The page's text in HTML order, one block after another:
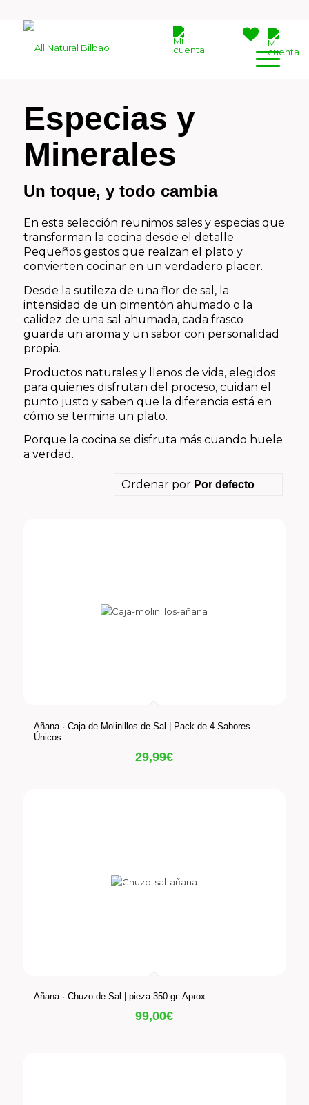
Especias y
Minerales
Un toque, y todo cambia
En esta selección reunimos sales y especias que
transforman la cocina desde el detalle.
Pequeños gestos que realzan el plato y
convierten cocinar en un verdadero placer.
Desde la sutileza de una flor de sal, la
intensidad de un pimentón ahumado o la
calidez de una sal ahumada, cada frasco
guarda un aroma y un sabor con personalidad
propia.
Productos naturales y llenos de vida, elegidos
para quienes disfrutan del proceso, cuidan el
punto justo y saben que la diferencia está en
cómo se termina un plato.
Porque la cocina se disfruta más cuando huele
a verdad.
Ordenar por Por defecto
Añana · Caja de Molinillos de Sal | Pack de 4 Sabores
Únicos
29,99€
Añana · Chuzo de Sal | pieza 350 gr. Aprox.
99,00€